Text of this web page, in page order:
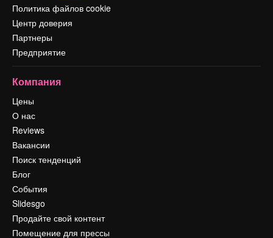
Политика файлов cookie
Центр доверия
Партнеры
Предприятие
Компания
Цены
О нас
Reviews
Вакансии
Поиск тенденций
Блог
События
Slidesgo
Продайте свой контент
Помещение для прессы